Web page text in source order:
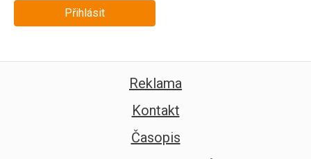
Přihlásit
Reklama
Kontakt
Časopis